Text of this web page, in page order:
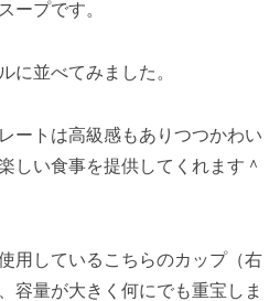
ープです。
に並べてみました。
ートは高級感もありつつかわい
しい食事を提供してくれます＾
用しているこちらのカップ（右
容量が大きく何にでも重宝しま